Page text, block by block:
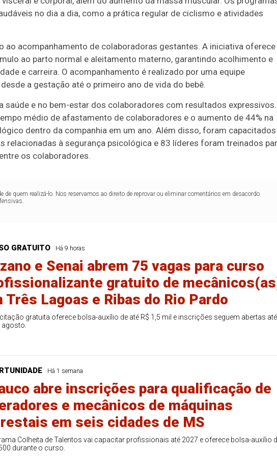
no dia a dia, como a prática regular de ciclismo e atividades
ao acompanhamento de colaboradoras gestantes. A iniciativa oferece
ao parto normal e aleitamento materno, garantindo acolhimento e
e carreira. O acompanhamento é realizado por uma equipe
a gestação até o primeiro ano de vida do bebê.
e no bem-estar dos colaboradores com resultados expressivos.
médio de afastamento de colaboradores e o aumento de 44% na
dentro da companhia em um ano. Além disso, foram capacitados
relacionadas à segurança psicológica e 83 líderes foram treinados
os colaboradores.
de quem realizá-lo. Nos reservamos ao direito de reprovar ou eliminar comentários em desacordo
GRATUITO Há 9 horas
e Senai abrem 75 vagas para curso
gratuito de
Três Lagoas e Ribas do Rio Pardo
gratuita oferece bolsa-auxílio de até R$ 1,5 mil e inscrições seguem abertas até
agosto.
Há 1 semana
abre inscrições para qualificação de
e mecânicos de máquinas
em seis cidades de MS
Colheita de Talentos vai capacitar profissionais até 2027 e oferece bolsa-auxílio
durante o curso.